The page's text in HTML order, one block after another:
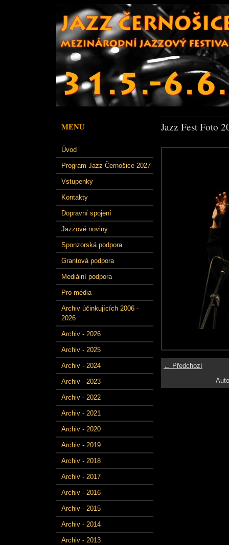
MENU
Úvod
Program Jazz Černošice 2027
Vstupenky
Kontakty
Dopravní spojení
Jazzové noviny
Sponzorská podpora
Grantová podpora
Mediální podpora
Pro média
Archiv účinkujících 2006 -
2026
Archiv - 2026
Archiv - 2025
Archiv - 2024
Archiv - 2023
Archiv - 2022
Archiv - 2021
Archiv - 2020
Archiv - 2019
Archiv - 2018
Archiv - 2017
Archiv - 2016
Archiv - 2015
Archiv - 2014
Archiv - 2013
Jazz Fest Foto
← Předchozí